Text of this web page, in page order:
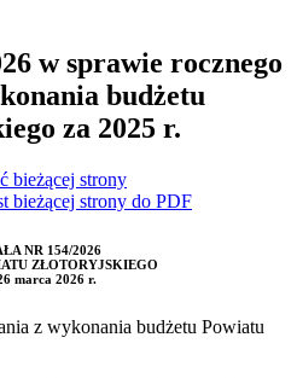
w sprawie rocznego
budżetu
za 2025 r.
bieżącej strony
bieżącej strony do PDF
NR 154/2026
ZŁOTORYJSKIEGO
marca 2026 r.
z wykonania budżetu Powiatu